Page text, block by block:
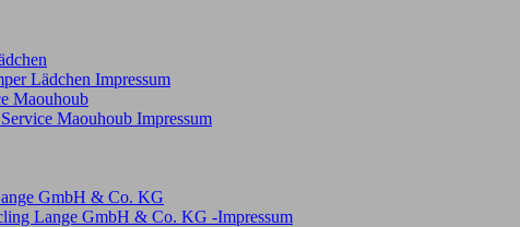
Lädchen Impressum
Maouhoub
Maouhoub Impressum
GmbH & Co. KG
Lange GmbH & Co. KG -Impressum